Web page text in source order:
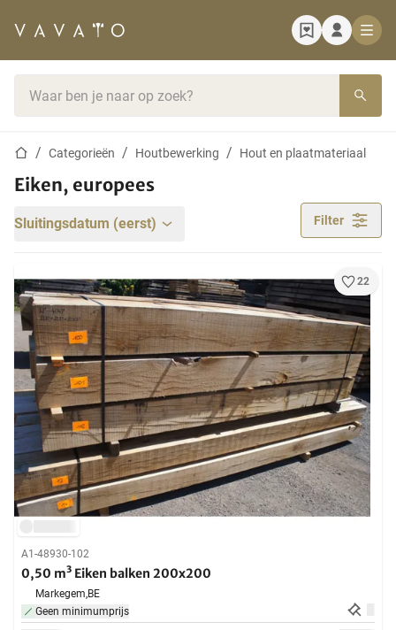
StartpaginaCategorieën Houtbewerking Hout en plaatmateriaal
Eiken, europees
Sluitingsdatum (eerst) Filter
22
A1-48930-102
0,50 m³ Eiken balken 200x200
Markegem,BE
Geen minimumprijs